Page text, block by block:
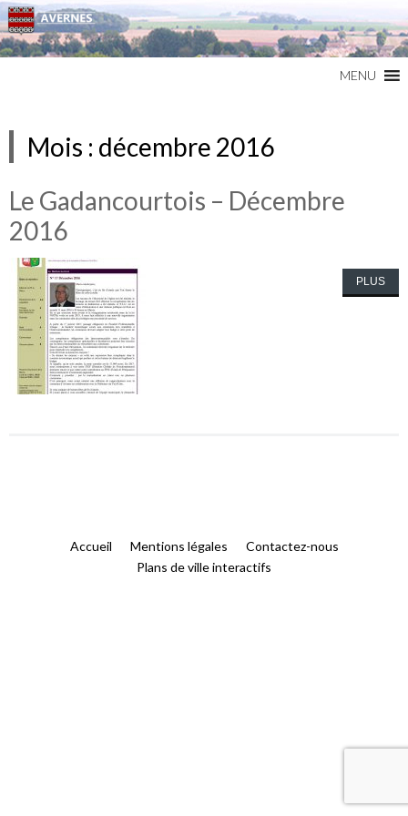
MENU
Mois : décembre 2016
Le Gadancourtois – Décembre
2016
PLUS
Accueil Mentions légales
Contactez-nous
Plans de ville interactifs